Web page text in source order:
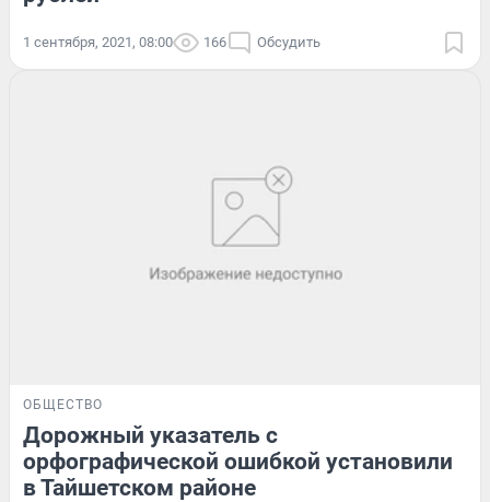
1 сентября, 2021, 08:00 166 Обсудить
ОБЩЕСТВО
Дорожный указатель с
орфографической ошибкой установили
в Тайшетском районе